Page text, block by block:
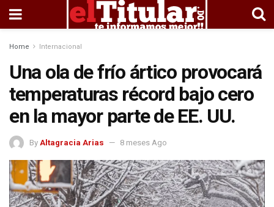
Home Internacional
Una ola de frío ártico provocará
temperaturas récord bajo cero
en la mayor parte de EE. UU.
By Altagracia Arias 8 meses Ago